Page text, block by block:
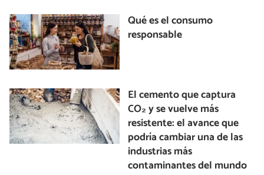
Qué es el consumo
responsable
El cemento que captura
CO₂ y se vuelve más
resistente: el avance que
podría cambiar una de las
industrias más
contaminantes del mundo